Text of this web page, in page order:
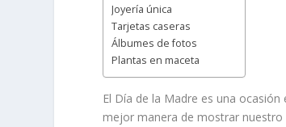
Joyería única
Tarjetas caseras
Álbumes de fotos
Plantas en maceta
El Día de la Madre es una
mejor manera de mostrar